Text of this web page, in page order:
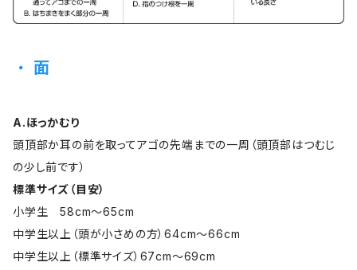
面
A.ほっかむり
頭頂部か耳の前を取ってアゴの先端までの一周（頭頂部はつむじ
の少し前です）
標準サイズ（目安）
小学生 58cm～65cm
中学生以上（頭が小さめの方）64cm～66cm
中学生以上（標準サイズ）67cm～69cm